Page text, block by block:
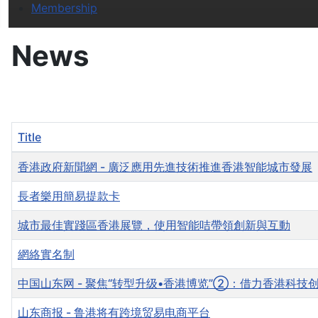
Membership
News
Articles
Title
香港政府新聞網 - 廣泛應用先進技術推進香港智能城市發展
長者樂用簡易提款卡
城市最佳實踐區香港展覽，使用智能咭帶領創新與互動
網絡實名制
中国山东网 - 聚焦“转型升级•香港博览”②：借力香港科技
山东商报 - 鲁港将有跨境贸易电商平台